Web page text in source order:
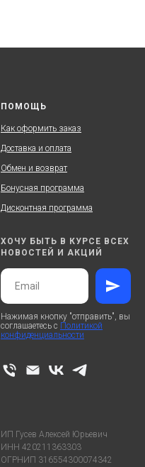
ПОМОЩЬ
Как оформить заказ
Доставка и оплата
Обмен и возврат
Бонусная программа
Дисконтная программа
ХОЧУ БЫТЬ В КУРСЕ ВСЕХ
НОВОСТЕЙ И АКЦИЙ
Нажимая кнопку "отправить", вы
соглашаетесь с Политикой
конфиденциальности
ИП Гусев Алексей Юрьевич
ИНН 420211363303
ОГРНИП 316554300074342